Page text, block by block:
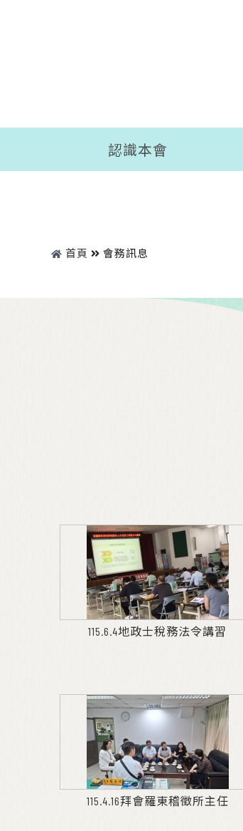
認識本會
首頁 會務訊息
115.6.4地政士稅務法令講習
115.4.16拜會羅東稽徵所主任